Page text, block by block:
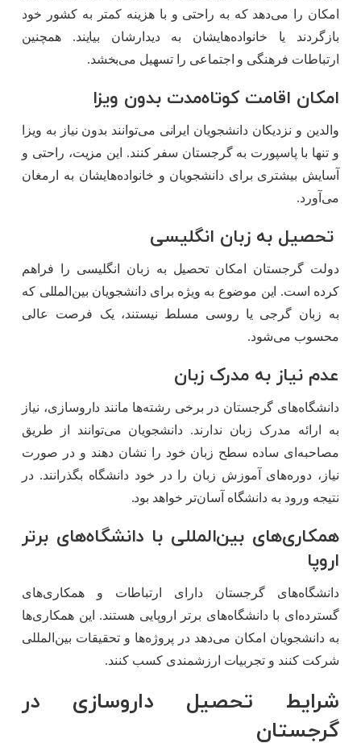
امکان را می‌دهد که به راحتی و با هزینه کمتر به کشور خود
بازگردند یا خانواده‌هایشان به دیدارشان بیایند. همچنین
ارتباطات فرهنگی و اجتماعی را تسهیل می‌بخشد.
امکان اقامت کوتاه‌مدت بدون ویزا
والدین و نزدیکان دانشجویان ایرانی می‌توانند بدون نیاز به ویزا
و تنها با پاسپورت به گرجستان سفر کنند. این مزیت، راحتی و
آسایش بیشتری برای دانشجویان و خانواده‌هایشان به ارمغان
می‌آورد.
تحصیل به زبان انگلیسی
دولت گرجستان امکان تحصیل به زبان انگلیسی را فراهم
کرده است. این موضوع به ویژه برای دانشجویان بین‌المللی که
به زبان گرجی یا روسی مسلط نیستند، یک فرصت عالی
محسوب می‌شود.
عدم نیاز به مدرک زبان
دانشگاه‌های گرجستان در برخی رشته‌ها مانند داروسازی، نیاز
به ارائه مدرک زبان ندارند. دانشجویان می‌توانند از طریق
مصاحبه‌ای ساده سطح زبان خود را نشان دهند و در صورت
نیاز، دوره‌های آموزش زبان را در خود دانشگاه بگذرانند. در
نتیجه ورود به دانشگاه آسان‌تر خواهد بود.
همکاری‌های بین‌المللی با دانشگاه‌های برتر
اروپا
دانشگاه‌های گرجستان دارای ارتباطات و همکاری‌های
گسترده‌ای با دانشگاه‌های برتر اروپایی هستند. این همکاری‌ها
به دانشجویان امکان می‌دهد در پروژه‌ها و تحقیقات بین‌المللی
شرکت کنند و تجربیات ارزشمندی کسب کنند.
شرایط تحصیل داروسازی در
گرجستان